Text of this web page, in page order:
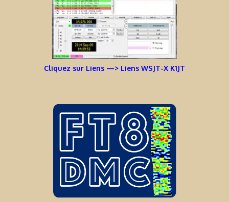
Cliquez sur Liens —> Liens WSJT-X K1JT